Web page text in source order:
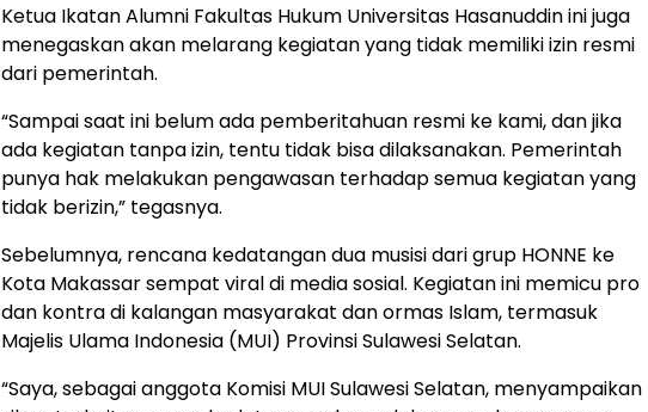
Ketua Ikatan Alumni Fakultas Hukum Universitas Hasanuddin ini juga
menegaskan akan melarang kegiatan yang tidak memiliki izin resmi
dari pemerintah.
“Sampai saat ini belum ada pemberitahuan resmi ke kami, dan jika
ada kegiatan tanpa izin, tentu tidak bisa dilaksanakan. Pemerintah
punya hak melakukan pengawasan terhadap semua kegiatan yang
tidak berizin,” tegasnya.
Sebelumnya, rencana kedatangan dua musisi dari grup HONNE ke
Kota Makassar sempat viral di media sosial. Kegiatan ini memicu pro
dan kontra di kalangan masyarakat dan ormas Islam, termasuk
Majelis Ulama Indonesia (MUI) Provinsi Sulawesi Selatan.
“Saya, sebagai anggota Komisi MUI Sulawesi Selatan, menyampaikan